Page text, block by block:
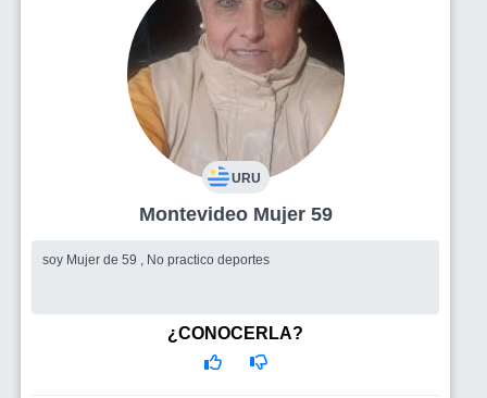
URU
Montevideo Mujer 59
soy Mujer de 59 , No practico deportes
¿CONOCERLA?